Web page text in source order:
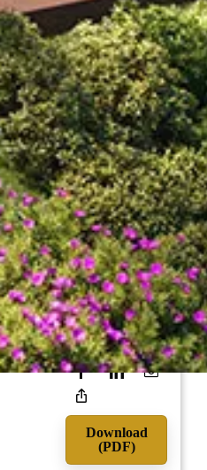
5.550.000
Download
(PDF)